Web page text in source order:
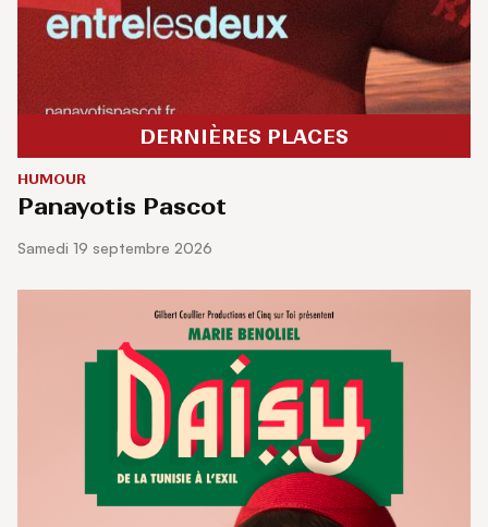
DERNIÈRES PLACES
HUMOUR
Panayotis Pascot
samedi 19 septembre 2026